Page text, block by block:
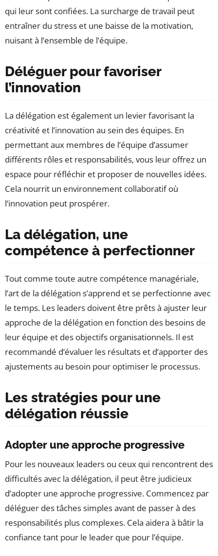
qui leur sont confiées. La surcharge de travail peut
entraîner du stress et une baisse de la motivation,
nuisant à l’ensemble de l’équipe.
Déléguer pour favoriser
l’innovation
La délégation est également un levier favorisant la
créativité et l’innovation au sein des équipes. En
permettant aux membres de l’équipe d’assumer
différents rôles et responsabilités, vous leur offrez un
espace pour réfléchir et proposer de nouvelles idées.
Cela nourrit un environnement collaboratif où
l’innovation peut prospérer.
La délégation, une
compétence à perfectionner
Tout comme toute autre compétence managériale,
l’art de la délégation s’apprend et se perfectionne avec
le temps. Les leaders doivent être prêts à ajuster leur
approche de la délégation en fonction des besoins de
leur équipe et des objectifs organisationnels. Il est
recommandé d’évaluer les résultats et d’apporter des
ajustements au besoin pour optimiser le processus.
Les stratégies pour une
délégation réussie
Adopter une approche progressive
Pour les nouveaux leaders ou ceux qui rencontrent des
difficultés avec la délégation, il peut être judicieux
d’adopter une approche progressive. Commencez par
déléguer des tâches simples avant de passer à des
responsabilités plus complexes. Cela aidera à bâtir la
confiance tant pour le leader que pour l’équipe.